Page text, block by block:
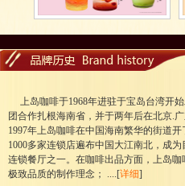
上岛咖啡于1968年进驻于宝岛台湾开
团合作扎根海南省，并于两年后在北京.
1997年上岛咖啡在中国海南繁华的街道
1000多家连锁店遍布中国大江南北，成
连锁餐厅之一。在咖啡出品方面，上岛
极致品质的制作理念； ....[详细]